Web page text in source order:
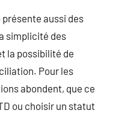
aussi des
simplicité des
la possibilité de
Pour les
abondent, que ce
ou choisir un statut